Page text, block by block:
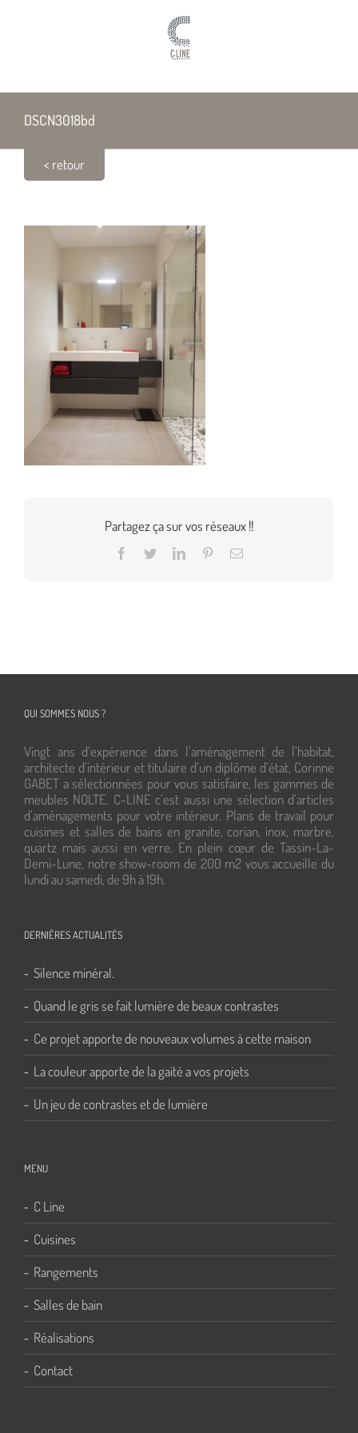
DSCN3018bd
< retour
Partagez ça sur vos réseaux !!
Facebook
TwitterLinkedInPinterestEmail
QUI SOMMES NOUS ?
Vingt ans d’expérience dans l’aménagement de l’habitat,
architecte d’intérieur et titulaire d’un diplôme d’état, Corinne
GABET a sélectionnées pour vous satisfaire, les gammes de
meubles NOLTE. C-LINE c’est aussi une sélection d’articles
d’aménagements pour votre intérieur. Plans de travail pour
cuisines et salles de bains en granite, corian, inox, marbre,
quartz mais aussi en verre. En plein cœur de Tassin-La-
Demi-Lune, notre show-room de 200 m2 vous accueille du
lundi au samedi, de 9h à 19h.
DERNIÈRES ACTUALITÉS
Silence minéral.
Quand le gris se fait lumière de beaux contrastes
Ce projet apporte de nouveaux volumes à cette maison
La couleur apporte de la gaité a vos projets
Un jeu de contrastes et de lumière
MENU
C Line
Cuisines
Rangements
Salles de bain
Réalisations
Contact